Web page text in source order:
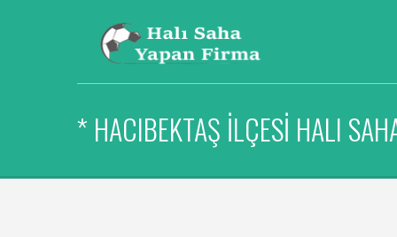
* HACIBEKTAŞ İLÇESI HALI